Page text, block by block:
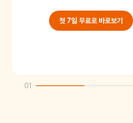
첫 7일 무료로 바로보기
01